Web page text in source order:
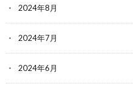
2024年8月
2024年7月
2024年6月